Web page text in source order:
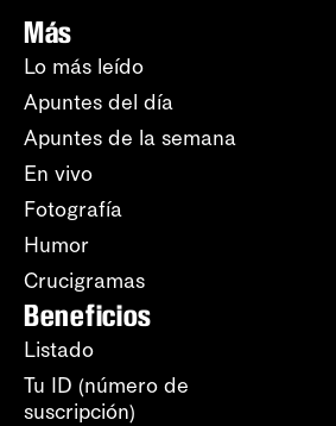
Más
Lo más leído
Apuntes del día
Apuntes de la semana
En vivo
Fotografía
Humor
Crucigramas
Beneficios
Listado
Tu ID (número de
suscripción)